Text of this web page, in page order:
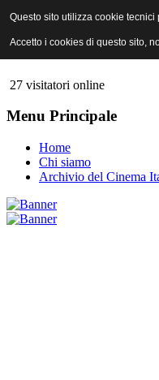
ANICA | Associazione
27 visitatori online
Menu Principale
Home
Chi siamo
Archivio del Cinema
Questo sito utilizza cookie
Accetto i cookies di questo sito,
Questo sito utilizza cookie
Accetto i cookies di questo sito,